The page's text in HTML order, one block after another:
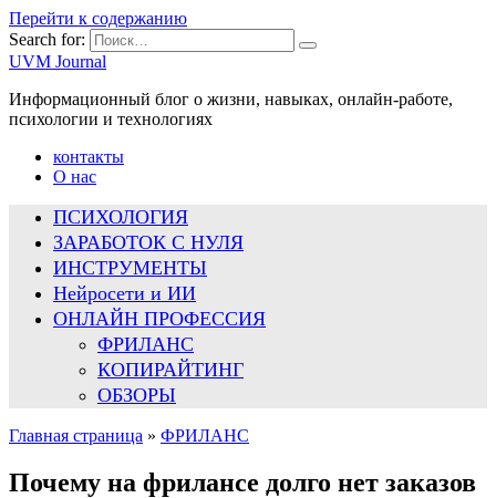
Перейти к содержанию
Search for:
UVM Journal
Информационный блог о жизни, навыках, онлайн-работе,
психологии и технологиях
контакты
О нас
ПСИХОЛОГИЯ
ЗАРАБОТОК С НУЛЯ
ИНСТРУМЕНТЫ
Нейросети и ИИ
ОНЛАЙН ПРОФЕССИЯ
ФРИЛАНС
КОПИРАЙТИНГ
ОБЗОРЫ
Главная страница » ФРИЛАНС
Почему на фрилансе долго нет заказов